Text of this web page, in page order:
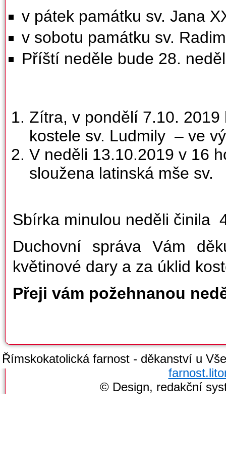
v pátek památku sv. Jana
v sobotu památku sv.
Příští neděle bude 28.
Zítra, v pondělí 7.10.
kostele sv. Ludmily – ve
V neděli 13.10.2019 v 16
sloužena latinská mše sv.
Sbírka minulou neděli činila
Duchovní správa Vám
květinové dary a za úklid
Přeji vám požehnanou
Římskokatolická farnost - děkanství u
© Design, redakční